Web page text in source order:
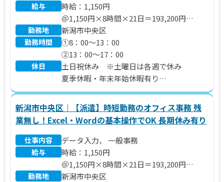
給与
時給：1,150円
＠1,150円×8時間×21日＝193,200円
※別途 残業代、交通費支給いたします。
勤務地 新潟市中央区
勤務時間
①8：00～13：00
②13：00～17：00
休日
土日祝休み ※土曜日は各週で休み
夏季休暇・年末年始休暇有り
年間休日110日
新潟市中央区｜【派遣】時短勤務のオフィス事務 残
業無し！Excel・Wordの基本操作でOK 長期休み有り
仕事内容 データ入力、 一般事務
給与
時給：1,150円
＠1,150円×8時間×21日＝193,200円
※別途 残業代、交通費支給いたします。
勤務地 新潟市中央区